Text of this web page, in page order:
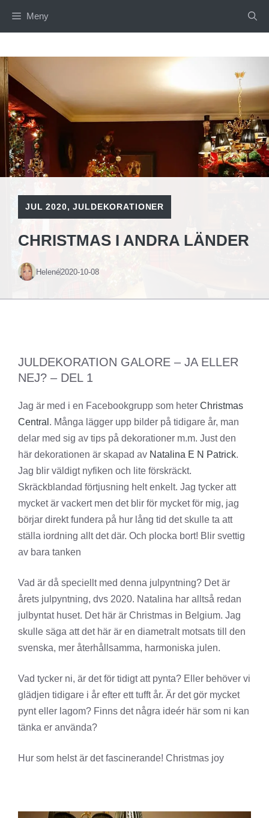
Meny
JUL 2020,JULDEKORATIONER
CHRISTMAS I ANDRA LÄNDER
Helené2020-10-08
JULDEKORATION GALORE – JA ELLER
NEJ? – DEL 1
Jag är med i en Facebookgrupp som heter Christmas
Central . Många lägger upp bilder på tidigare år, man
delar med sig av tips på dekorationer m.m. Just den
här dekorationen är skapad av Natalina E N Patrick.
Jag blir väldigt nyfiken och lite förskräckt.
Skräckblandad förtjusning helt enkelt. Jag tycker att
mycket är vackert men det blir för mycket för mig, jag
börjar direkt fundera på hur lång tid det skulle ta att
ställa iordning allt det där. Och plocka bort! Blir svettig
av bara tanken
Vad är då speciellt med denna julpyntning? Det är
årets julpyntning, dvs 2020. Natalina har alltså redan
julbyntat huset. Det här är Christmas in Belgium. Jag
skulle säga att det här är en diametralt motsats till den
svenska, mer återhållsamma, harmoniska julen.
Vad tycker ni, är det för tidigt att pynta? Eller behöver vi
glädjen tidigare i år efter ett tufft år. Är det gör mycket
pynt eller lagom? Finns det några ideér här som ni kan
tänka er använda?
Hur som helst är det fascinerande! Christmas joy